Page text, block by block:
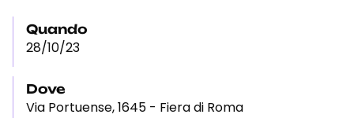
Quando
28/10/23
Dove
Via Portuense, 1645 - Fiera di Roma